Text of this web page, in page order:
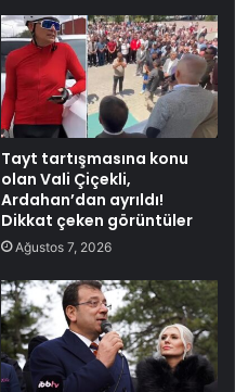
Tayt tartışmasına konu
olan Vali Çiçekli,
Ardahan’dan ayrıldı!
Dikkat çeken görüntüler
Ağustos 7, 2026